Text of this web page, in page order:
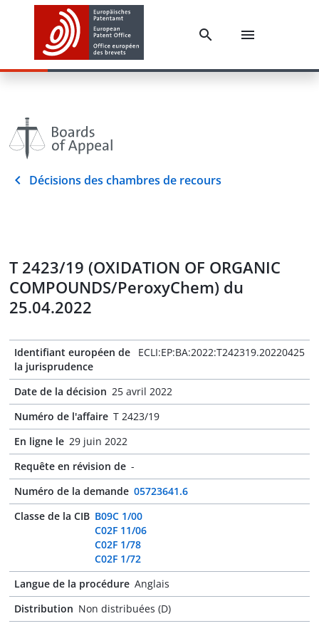
Décisions des chambres de recours
T 2423/19 (OXIDATION OF ORGANIC
COMPOUNDS/PeroxyChem) du
25.04.2022
Identifiant européen de
la jurisprudence
ECLI:EP:BA:2022:T242319.20220425
Date de la décision 25 avril 2022
Numéro de l'affaire T 2423/19
En ligne le 29 juin 2022
Requête en révision de -
Numéro de la demande 05723641.6
Classe de la CIB B09C 1/00
C02F 11/06
C02F 1/78
C02F 1/72
Langue de la procédure Anglais
Distribution Non distribuées (D)